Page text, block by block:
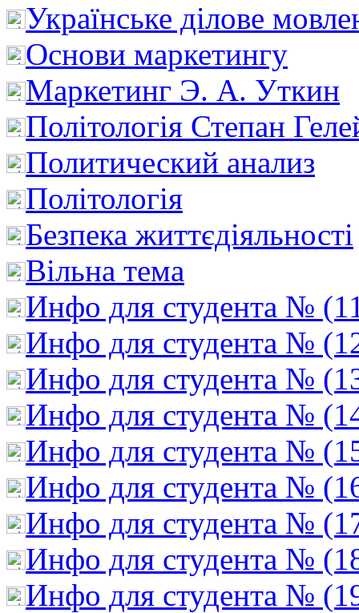
Українське ділове
Основи маркетингу
Маркетинг Э. А. Уткин
Політологія Степан
Политический анализ
Політологія
Безпека життєдіяльності
Вільна тема
Инфо для студента №
Инфо для студента №
Инфо для студента №
Инфо для студента №
Инфо для студента №
Инфо для студента №
Инфо для студента №
Инфо для студента №
Инфо для студента №